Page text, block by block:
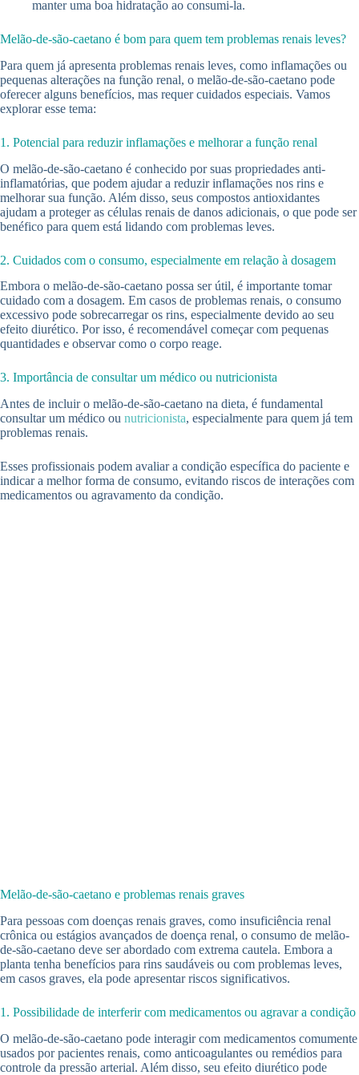
manter uma boa hidratação ao consumi-la.
Melão-de-são-caetano é bom para quem tem problemas renais leves?
Para quem já apresenta problemas renais leves, como inflamações ou
pequenas alterações na função renal, o melão-de-são-caetano pode
oferecer alguns benefícios, mas requer cuidados especiais. Vamos
explorar esse tema:
1. Potencial para reduzir inflamações e melhorar a função renal
O melão-de-são-caetano é conhecido por suas propriedades anti-
inflamatórias, que podem ajudar a reduzir inflamações nos rins e
melhorar sua função. Além disso, seus compostos antioxidantes
ajudam a proteger as células renais de danos adicionais, o que pode ser
benéfico para quem está lidando com problemas leves.
2. Cuidados com o consumo, especialmente em relação à dosagem
Embora o melão-de-são-caetano possa ser útil, é importante tomar
cuidado com a dosagem. Em casos de problemas renais, o consumo
excessivo pode sobrecarregar os rins, especialmente devido ao seu
efeito diurético. Por isso, é recomendável começar com pequenas
quantidades e observar como o corpo reage.
3. Importância de consultar um médico ou nutricionista
Antes de incluir o melão-de-são-caetano na dieta, é fundamental
consultar um médico ou nutricionista, especialmente para quem já tem
problemas renais.
Esses profissionais podem avaliar a condição específica do paciente e
indicar a melhor forma de consumo, evitando riscos de interações com
medicamentos ou agravamento da condição.
Melão-de-são-caetano e problemas renais graves
Para pessoas com doenças renais graves, como insuficiência renal
crônica ou estágios avançados de doença renal, o consumo de melão-
de-são-caetano deve ser abordado com extrema cautela. Embora a
planta tenha benefícios para rins saudáveis ou com problemas leves,
em casos graves, ela pode apresentar riscos significativos.
1. Possibilidade de interferir com medicamentos ou agravar a condição
O melão-de-são-caetano pode interagir com medicamentos comumente
usados por pacientes renais, como anticoagulantes ou remédios para
controle da pressão arterial. Além disso, seu efeito diurético pode